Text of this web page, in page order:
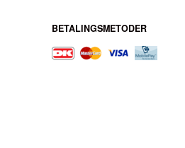
BETALINGSMETODER